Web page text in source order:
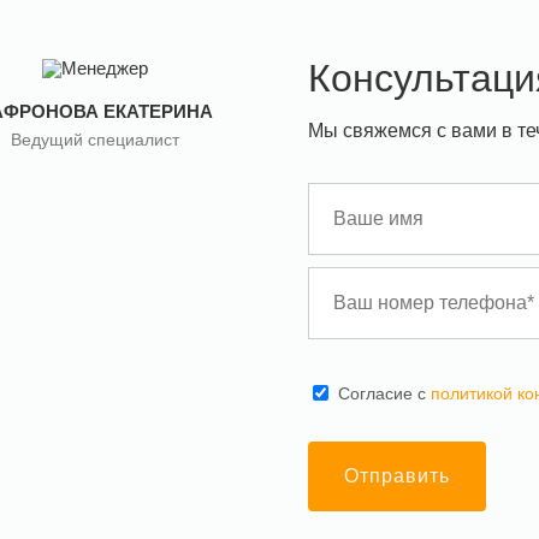
ЕКАТЕРИНА
Ведущий специалист Мы свяжемся с вами в
Cогласие с политикой
Отправить